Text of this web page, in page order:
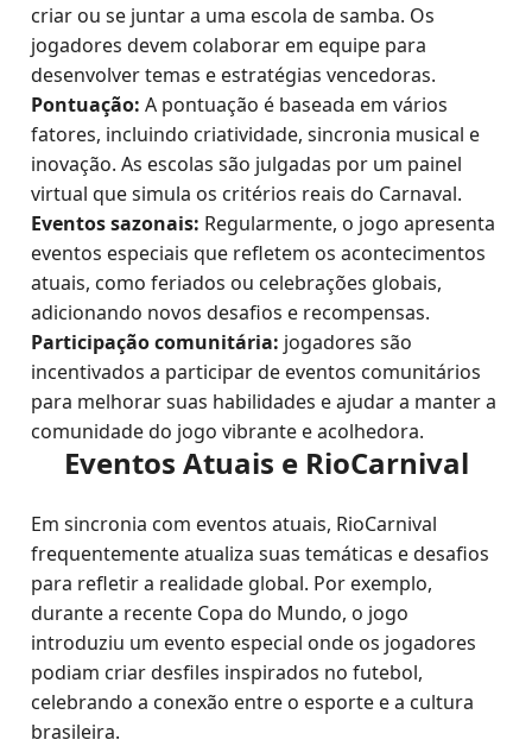
criar ou se juntar a uma escola de samba. Os
jogadores devem colaborar em equipe para
desenvolver temas e estratégias vencedoras.
Pontuação: A pontuação é baseada em vários
fatores, incluindo criatividade, sincronia musical e
inovação. As escolas são julgadas por um painel
virtual que simula os critérios reais do Carnaval.
Eventos sazonais: Regularmente, o jogo apresenta
eventos especiais que refletem os acontecimentos
atuais, como feriados ou celebrações globais,
adicionando novos desafios e recompensas.
Participação comunitária: jogadores são
incentivados a participar de eventos comunitários
para melhorar suas habilidades e ajudar a manter a
comunidade do jogo vibrante e acolhedora.
Eventos Atuais e RioCarnival
Em sincronia com eventos atuais, RioCarnival
frequentemente atualiza suas temáticas e desafios
para refletir a realidade global. Por exemplo,
durante a recente Copa do Mundo, o jogo
introduziu um evento especial onde os jogadores
podiam criar desfiles inspirados no futebol,
celebrando a conexão entre o esporte e a cultura
brasileira.